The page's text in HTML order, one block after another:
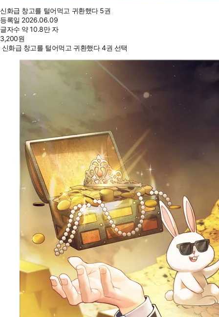
신화급 창고를 털어먹고 귀환했다 5권
등록일 2026.06.09
글자수 약 10.8만 자
3,200원
신화급 창고를 털어먹고 귀환했다 4권 선택